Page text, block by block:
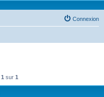
Connexion
1 sur 1